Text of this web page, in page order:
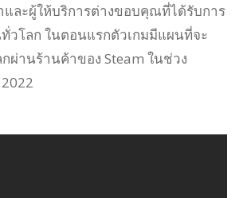
ละผู้ให้บริการต่างขอบคุณที่ได้รับการ
วโลก ในตอนแรกตัวเกมมีแผนที่จะ
ผ่านร้านค้าของ Steam ในช่วง